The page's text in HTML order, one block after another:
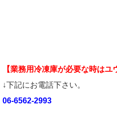
【業務用冷凍庫が必要な時はユ
↓下記にお電話下さい。
06-6562-2993